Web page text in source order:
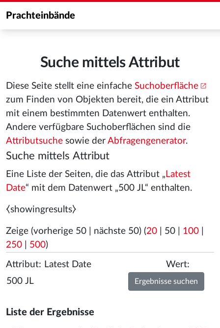
Prachteinbände
Suche mittels Attribut
Diese Seite stellt eine einfache Suchoberfläche
zum Finden von Objekten bereit, die ein Attribut
mit einem bestimmten Datenwert enthalten.
Andere verfügbare Suchoberflächen sind die
Attributsuche sowie der Abfragengenerator.
Suche mittels Attribut
Eine Liste der Seiten, die das Attribut „ Latest
Date“ mit dem Datenwert „500 JL“ enthalten.
⧼showingresults⧽
Zeige (vorherige 50 nächste 50) (20 50 100
250
500)
Attribut: Wert:
Liste der Ergebnisse